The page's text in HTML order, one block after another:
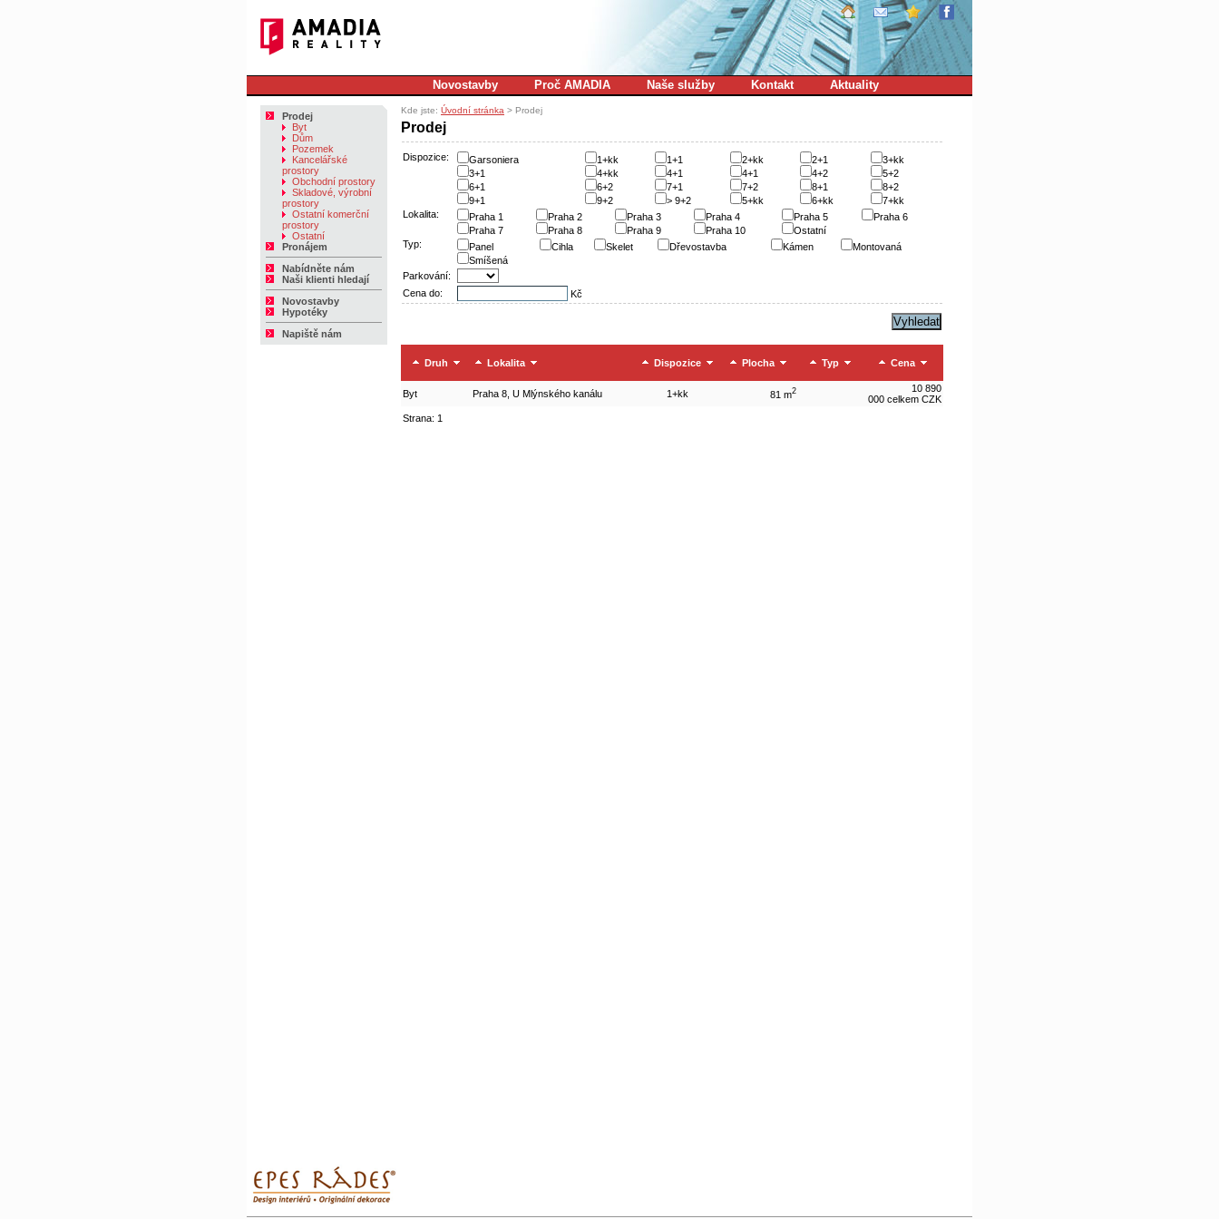
Novostavby Proč AMADIA Naše služby Kontakt Aktuality
Prodej
Byt
Dům
Pozemek
Kancelářské
prostory
Obchodní prostory
Skladové, výrobní
prostory
Ostatní komerční
prostory
Ostatní
Pronájem
Nabídněte nám
Naši klienti hledají
Novostavby
Hypotéky
Napiště nám
Kde jste: Úvodní stránka > Prodej
Prodej
Dispozice: Garsoniera 1+kk 1+1 2+kk 2+1
3+kk
3+1
4+kk 4+1 4+1 4+2
5+2
6+1
6+2 7+1 7+2 8+1
8+2
9+1
9+2 > 9+2 5+kk 6+kk
7+kk
Lokalita:
Praha 1 Praha 2 Praha 3 Praha 4 Praha 5
Praha 6
Praha 7
Praha 8 Praha 9 Praha 10
Ostatní
Typ:
Panel Cihla Skelet Dřevostavba Kámen
Montovaná
Smíšená
Parkování:
Cena do:
Kč
Druh Lokalita Dispozice Plocha Typ Cena
Byt Praha 8, U Mlýnského kanálu 1+kk 81 m2
10 890
000 celkem CZK
Strana: 1